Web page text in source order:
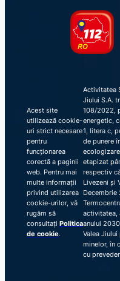
Acest site
utilizează cookie-
uri strict necesare
pentru
funcționarea
corectă a paginii
web. Pentru mai
multe informații
privind utilizarea
cookie-urilor, vă
rugăm să
consultați Politica
de cookie.
Activitatea
Jiului S.A.
108/2022,
energetic,
1, litera c,
de punere
etapizat
respectiv
Livezeni și
Decembrie
activitatea,
anului
Valea
minelor, în
cu